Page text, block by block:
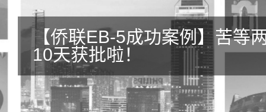
【侨联EB-5成功案例】苦等
10天获批啦！